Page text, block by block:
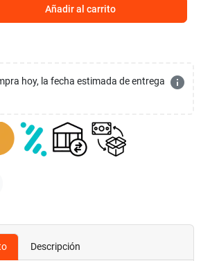
Añadir al carrito
hoy, la fecha estimada de entrega info
Descripción